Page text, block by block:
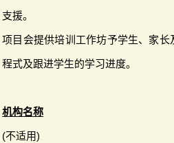
支援。
项目会提供培训工作坊予学生、家
程式及跟进学生的学习进度。
机构名称
(不适用)